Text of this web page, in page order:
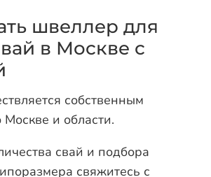
швеллер для
в Москве с
собственным
и области.
свай и подбора
свяжитесь с